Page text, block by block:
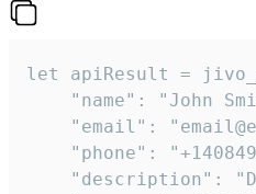
let apiResult =
"name": "John
"email":
"phone":
"description":